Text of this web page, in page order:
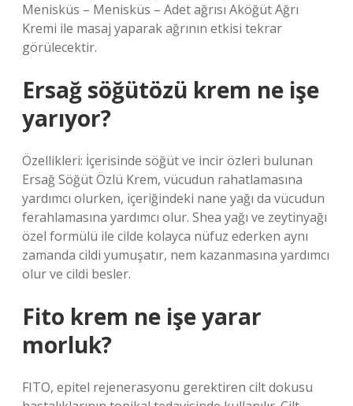
Menisküs – Menisküs – Adet ağrısı Aköğüt Ağrı
Kremi ile masaj yaparak ağrının etkisi tekrar
görülecektir.
Ersağ söğütözü krem ne işe
yarıyor?
Özellikleri: İçerisinde söğüt ve incir özleri bulunan
Ersağ Söğüt Özlü Krem, vücudun rahatlamasına
yardımcı olurken, içeriğindeki nane yağı da vücudun
ferahlamasına yardımcı olur. Shea yağı ve zeytinyağı
özel formülü ile cilde kolayca nüfuz ederken aynı
zamanda cildi yumuşatır, nem kazanmasına yardımcı
olur ve cildi besler.
Fito krem ne işe yarar
morluk?
FITO, epitel rejenerasyonu gerektiren cilt dokusu